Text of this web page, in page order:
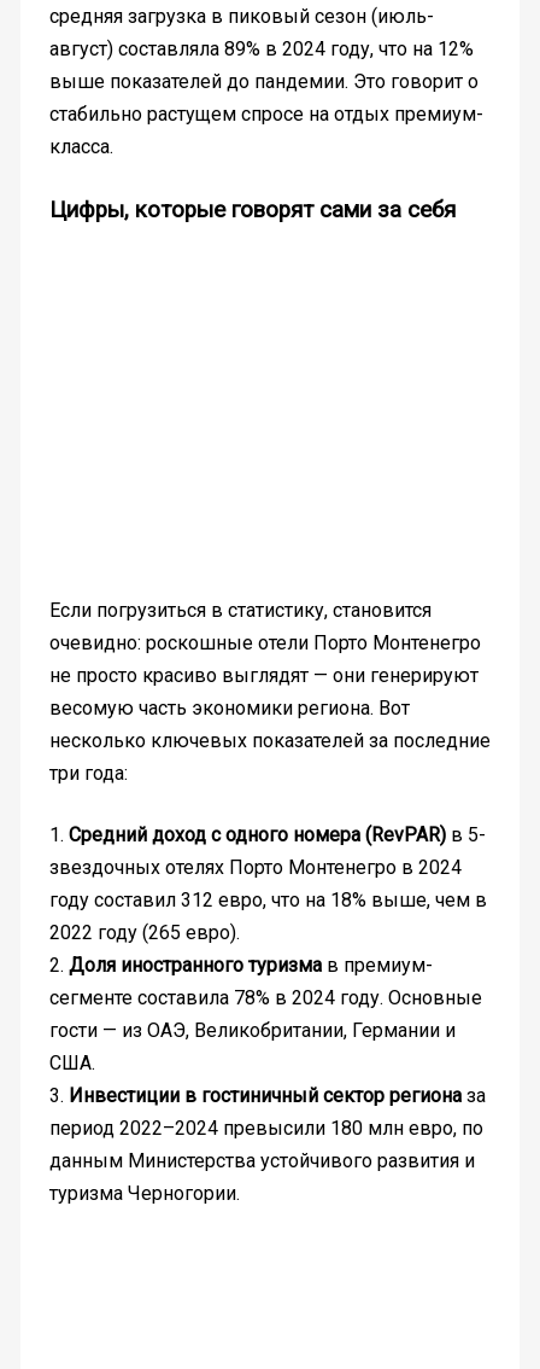
средняя загрузка в пиковый сезон (июль-
август) составляла 89% в 2024 году, что на 12%
выше показателей до пандемии. Это говорит о
стабильно растущем спросе на отдых премиум-
класса.
Цифры, которые говорят сами за себя
Если погрузиться в статистику, становится
очевидно: роскошные отели Порто Монтенегро
не просто красиво выглядят — они генерируют
весомую часть экономики региона. Вот
несколько ключевых показателей за последние
три года:
1. Средний доход с одного номера (RevPAR)в 5-
звездочных отелях Порто Монтенегро в 2024
году составил 312 евро, что на 18% выше, чем в
2022 году (265 евро).
2. Доля иностранного туризмав премиум-
сегменте составила 78% в 2024 году. Основные
гости — из ОАЭ, Великобритании, Германии и
США.
3. Инвестиции в гостиничный сектор регионаза
период 2022–2024 превысили 180 млн евро, по
данным Министерства устойчивого развития и
туризма Черногории.